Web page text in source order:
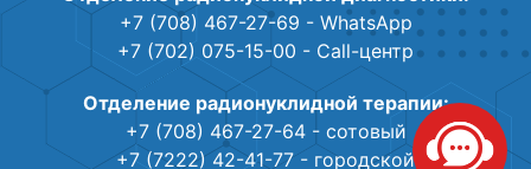
+7 (708) 467-27-69 - WhatsApp
+7 (702) 075-15-00 - Call-центр
Отделение радионуклидной терапии:
+7 (708) 467-27-64- сотовый
+7 (7222) 42-41-77- городской